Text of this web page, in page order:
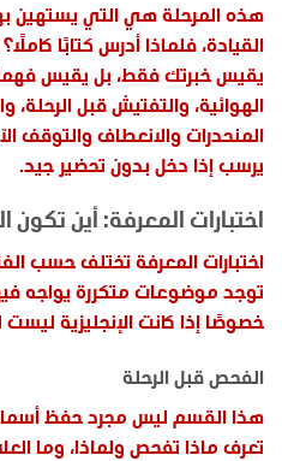
هذه المرحلة هي التي يستهين
القيادة، فلماذا أدرس كتابًا
يقيس خبرتك فقط، بل يقيس فهمك
الهوائية، والتفتيش قبل الرحلة،
المنحدرات والانعطاف والتوقف
يرسب إذا دخل بدون تحضير جيد.
اختبارات المعرفة: أين تكون
اختبارات المعرفة تختلف حسب
توجد موضوعات متكررة يواجه
خصوصًا إذا كانت الإنجليزية ليست
الفحص قبل الرحلة
هذا القسم ليس مجرد حفظ أسماء
تعرف ماذا تفحص ولماذا، وما